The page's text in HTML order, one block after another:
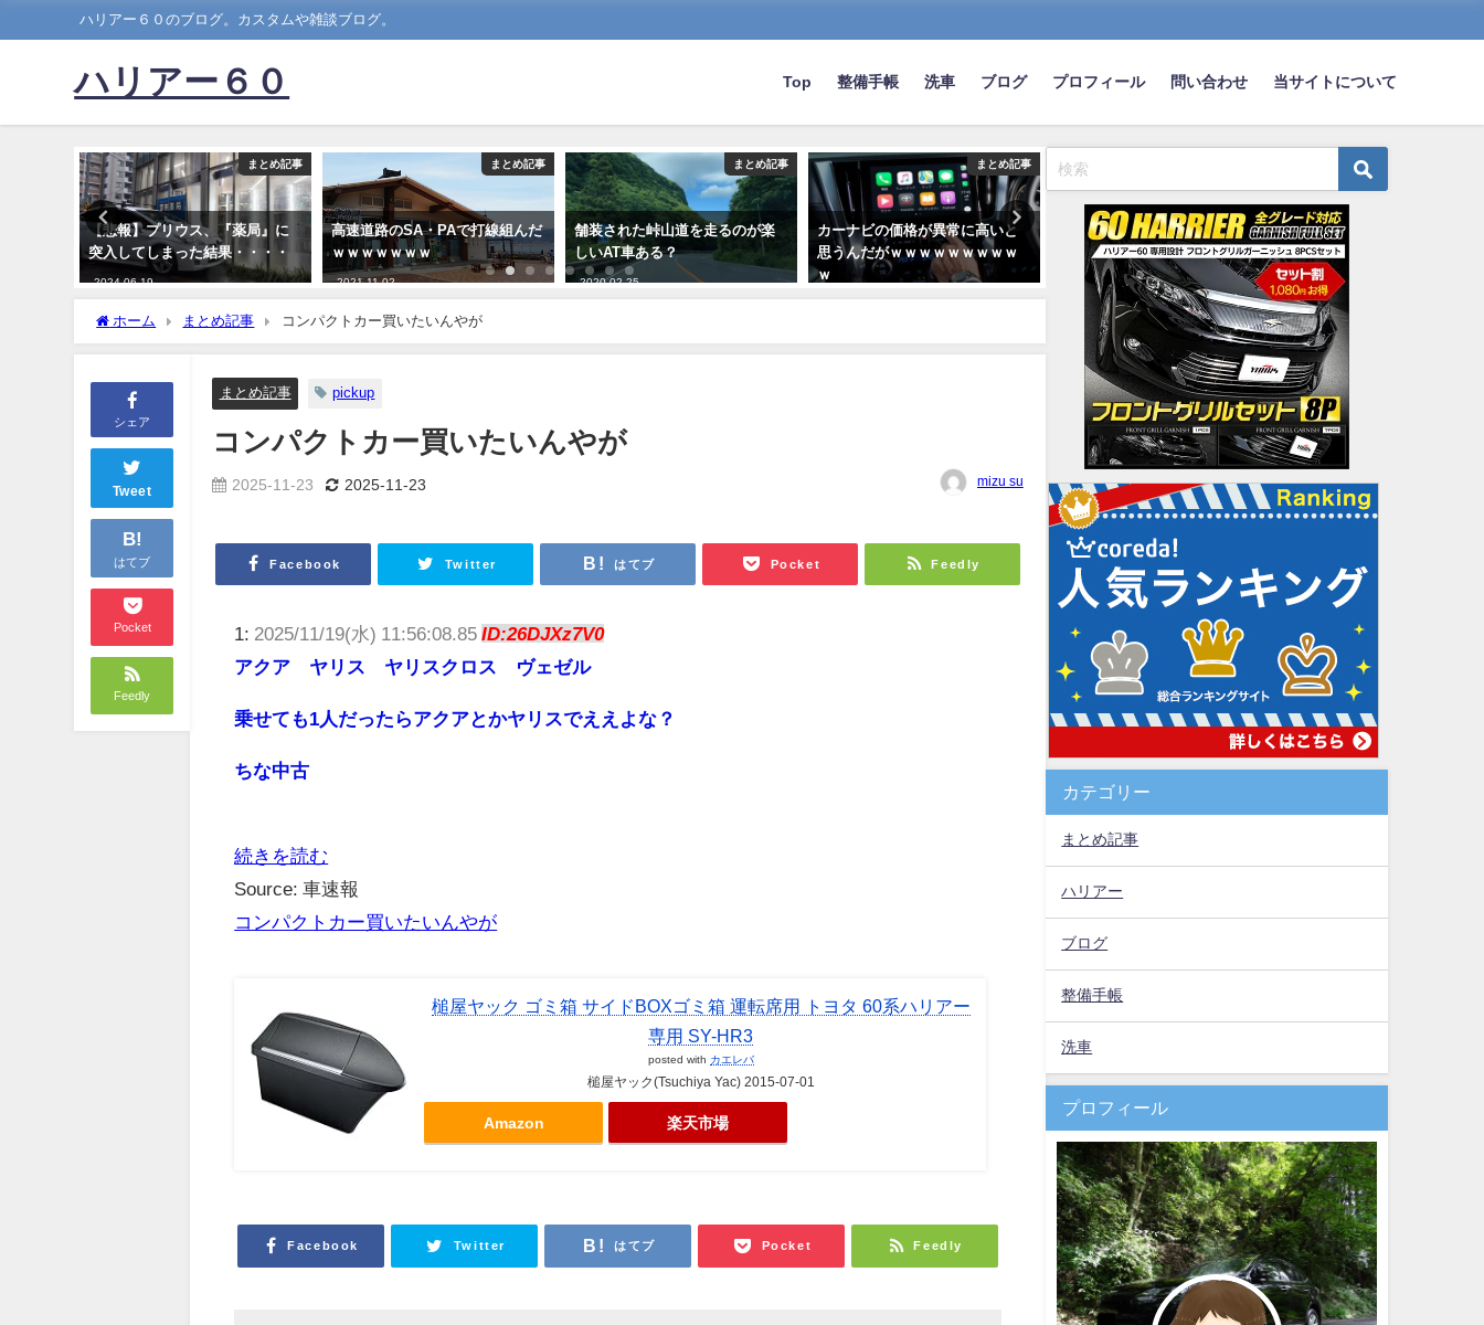
ハリアー６０のブログ。カスタムや雑談ブログ。
ハリアー６０ Top 整備手帳 洗車 ブログ プロフィール 問い合わせ 当サイトについて
まとめ記事
【悲報】プリウス、『薬局』に
突入してしまった結果・・・・
2024-06-19
まとめ記事
高速道路のSA・PAで打線組んだ
ｗｗｗｗｗｗｗ
2021-11-02
まとめ記事
舗装された峠山道を走るのが楽
しいAT車ある？
2020-02-25
まとめ記事
カーナビの価格が異常に高いと
思うんだがｗｗｗｗｗｗｗｗｗ
ｗ
後300年後くらいには車も中に浮
くタイプになってるんだろう
か？？
2020-06-10
ワイの車にて友達と旅行
達「俺が運転するよ」ワイ
『は？？？』
2021-01-31
ホーム まとめ記事 コンパクトカー買いたいんやが
シェア
Tweet
B!
はてブ
Pocket
Feedly
まとめ記事 pickup
コンパクトカー買いたいんやが
2025-11-23 2025-11-23 mizu su
Facebook Twitter はてブ Pocket Feedly
1: 2025/11/19(水) 11:56:08.85ID:26DJXz7V0
アクア ヤリス ヤリスクロス ヴェゼル
乗せても1人だったらアクアとかヤリスでええよな？
ちな中古
続きを読む
Source: 車速報
コンパクトカー買いたいんやが
槌屋ヤック ゴミ箱 サイドBOXゴミ箱 運転席用 トヨタ 60系ハリアー
専用 SY-HR3
posted with カエレバ
槌屋ヤック(Tsuchiya Yac) 2015-07-01
Amazon 楽天市場
Facebook Twitter はてブ Pocket Feedly
カテゴリー
まとめ記事
ハリアー
ブログ
整備手帳
洗車
プロフィール